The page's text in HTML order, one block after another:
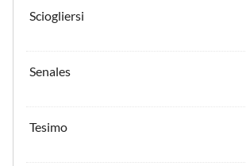
Sciogliersi
Senales
Tesimo